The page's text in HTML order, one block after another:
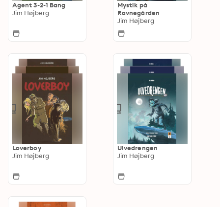
Agent 3-2-1 Bang
Jim Højberg
Mystik på
Ravnegården
Jim Højberg
Loverboy
Jim Højberg
Ulvedrengen
Jim Højberg